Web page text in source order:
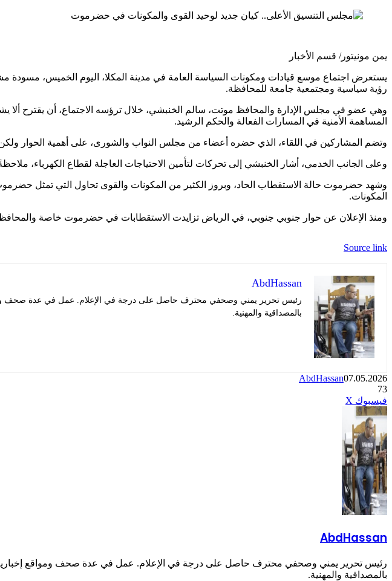
يمن مونيتور/ قسم الأخبار
يستعرض اجتماع موسع قيادات ومكونات السياسة العامة في مدينة المكلا، اليوم الخميس،
رؤية سياسية ومجتمعية جامعة للمحافظة.
وهي عضو في مجلس الإدارة والمحافظ موتت، سالم الخنبشي، خلال ترؤسه الاجتماع، أن يقترح ألا
المساهمة الأمنية في المسارات الفعالة والحكم الرشيد.
وتضم المشاركين في اللقاء، الذي حضره أعضاء من مجلس النواب والشورى، على أهمية الحوار
وعلى الجانب الخدمي، أشار الخنبشي إلى تحركات لتأمين الاحتياجات العاجلة لقطاع الكهرباء،
وشهد حضرموت حالة الاستقطاب الحاد، وبروز الكثير من المكونات والقوى تحاول التي
المكونات.
ومنذ الإعلان عن حوار جنوبي جنوبي، في الرياض تزايدت الاستقطابات في حضرموت خاصة
Source link
AbdHassan
رئيس تحرير يمني وصحفي محترف حاصل على درجة في الإعلام. عمل في عدة صحف
بالمصداقية والمهنية.
AbdHassan07.05.2026
73
فيسبوك X
AbdHassan
رئيس تحرير يمني وصحفي محترف حاصل على درجة في الإعلام. عمل في عدة صحف ومواقع إخبارية
بالمصداقية والمهنية.